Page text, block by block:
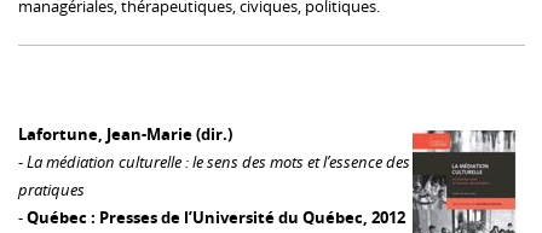
managériales, thérapeutiques, civiques, politiques.
Lafortune, Jean-Marie (dir.)
-La médiation culturelle : le sens des mots et l’essence des
pratiques
-Québec : Presses de l’Université du Québec, 2012